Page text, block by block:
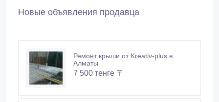
Новые объявления продавца
Ремонт крыши от Kreativ-plus в
Алматы
7 500 тенге 〒